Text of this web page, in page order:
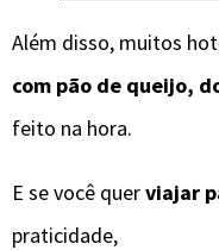
Além disso, muitos
com pão de queijo,
feito na hora.
E se você querviajar
praticidade,